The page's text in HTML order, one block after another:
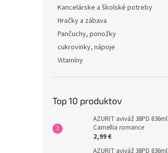
Kancelárske a školské potreby
Hračky a zábava
Pančuchy, ponožky
cukrovinky, nápoje
Vitamíny
Top 10 produktov
AZURIT aviváž 38PD 836ml
Camellia romance
2,99 €
AZURIT aviváž 38PD 836ml